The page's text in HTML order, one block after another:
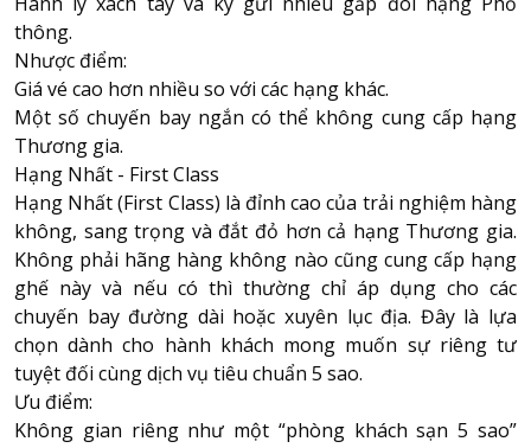
thông.
Nhược điểm:
Giá vé cao hơn nhiều so với các hạng khác.
Một số chuyến bay ngắn có thể không cung cấp hạng
Thương gia.
Hạng Nhất - First Class
Hạng Nhất (First Class) là đỉnh cao của trải nghiệm hàng
không, sang trọng và đắt đỏ hơn cả hạng Thương gia.
Không phải hãng hàng không nào cũng cung cấp hạng
ghế này và nếu có thì thường chỉ áp dụng cho các
chuyến bay đường dài hoặc xuyên lục địa. Đây là lựa
chọn dành cho hành khách mong muốn sự riêng tư
tuyệt đối cùng dịch vụ tiêu chuẩn 5 sao.
Ưu điểm:
Không gian riêng như một “phòng khách sạn 5 sao”